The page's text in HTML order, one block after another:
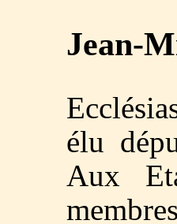
Jean-
élu
Aux